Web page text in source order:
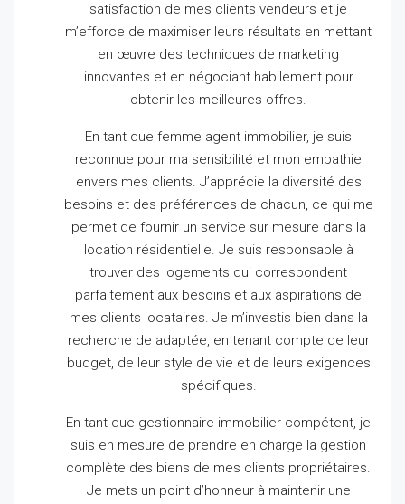
satisfaction de mes clients vendeurs et je
m’efforce de maximiser leurs résultats en mettant
en œuvre des techniques de marketing
innovantes et en négociant habilement pour
obtenir les meilleures offres.
En tant que femme agent immobilier, je suis
reconnue pour ma sensibilité et mon empathie
envers mes clients. J’apprécie la diversité des
besoins et des préférences de chacun, ce qui me
permet de fournir un service sur mesure dans la
location résidentielle. Je suis responsable à
trouver des logements qui correspondent
parfaitement aux besoins et aux aspirations de
mes clients locataires. Je m’investis bien dans la
recherche de adaptée, en tenant compte de leur
budget, de leur style de vie et de leurs exigences
spécifiques.
En tant que gestionnaire immobilier compétent, je
suis en mesure de prendre en charge la gestion
complète des biens de mes clients propriétaires.
Je mets un point d’honneur à maintenir une